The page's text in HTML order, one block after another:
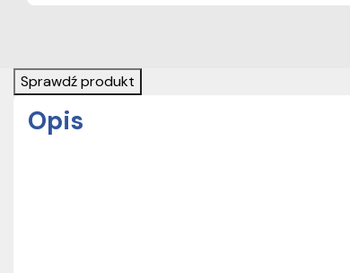
Sprawdź produkt
Opis